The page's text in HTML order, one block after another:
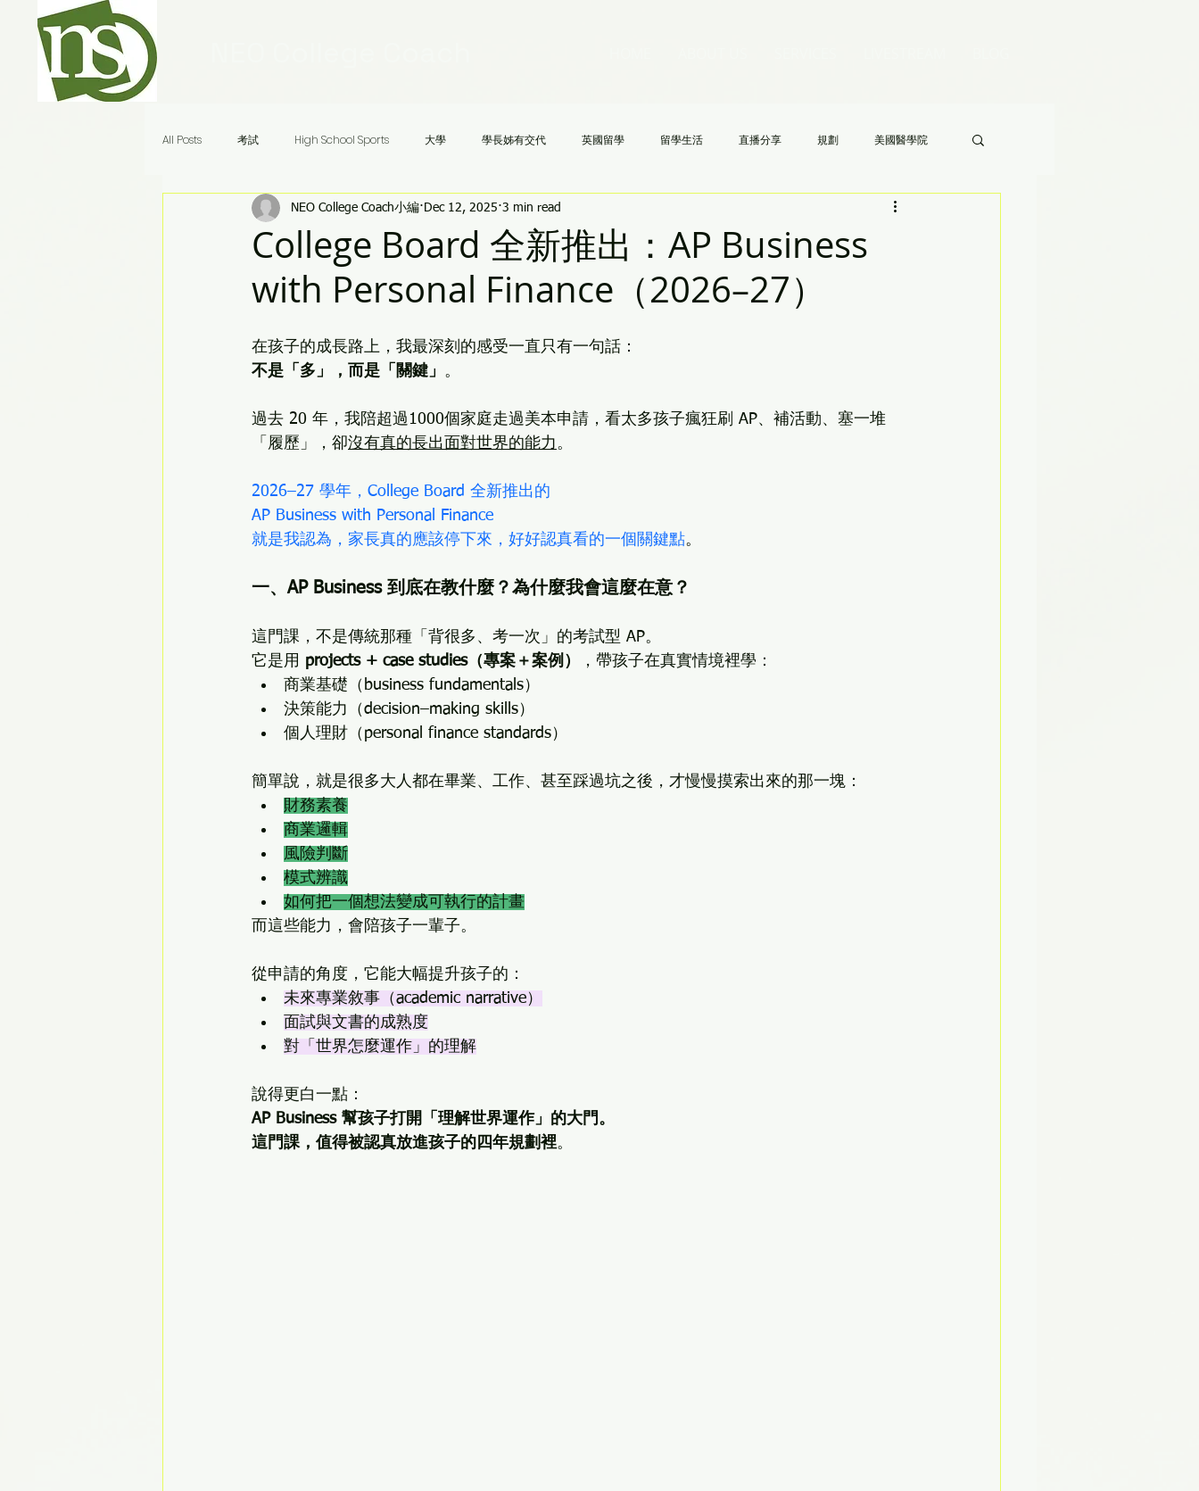
All Posts 考試 High School Sports 大學 學長姊有交代 英國留學 留學生活 直播分享 規劃 美國醫學院
Ivy League Schools 申請 美國高中 NCAA 文理學院 《Audrey 老師的八分鐘家長答疑》
Audrey老師八分鐘答疑
College Board 全新推出：AP Business
with Personal Finance（2026–27）
NEO College Coach小編 Dec 12, 2025 3 min read
在孩子的成長路上，我最深刻的感受一直只有一句話：
不是「多」，而是「關鍵」 。
過去 20 年，我陪超過1000個家庭走過美本申請，看太多孩子瘋狂刷 AP、補活動、塞一堆
「履歷」，卻沒有真的長出面對世界的能力。
2026–27 學年，College Board 全新推出的
AP Business with Personal Finance
就是我認為，家長真的應該停下來，好好認真看的一個關鍵點。
一、AP Business 到底在教什麼？為什麼我會這麼在意？
這門課，不是傳統那種「背很多、考一次」的考試型 AP。
它是用 projects + case studies（專案＋案例）
，帶孩子在真實情境裡學：
商業基礎（business fundamentals）
決策能力（decision–making skills）
個人理財（personal finance standards）
簡單說，就是很多大人都在畢業、工作、甚至踩過坑之後，才慢慢摸索出來的那一塊：
財務素養
商業邏輯
風險判斷
模式辨識
如何把一個想法變成可執行的計畫
而這些能力，會陪孩子一輩子。
從申請的角度，它能大幅提升孩子的：
未來專業敘事（academic narrative）
面試與文書的成熟度
對「世界怎麼運作」的理解
說得更白一點：
AP Business 幫孩子打開「理解世界運作」的大門。
這門課，值得被認真放進孩子的四年規劃裡。